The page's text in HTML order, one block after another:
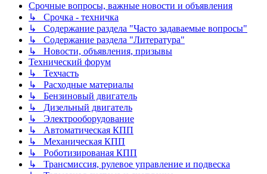
Срочные вопросы, важные новости и объявления
↳ Срочка - техничка
↳ Содержание раздела "Часто задаваемые вопросы"
↳ Содержание раздела "Литература"
↳ Новости, объявления, призывы
Технический форум
↳ Техчасть
↳ Расходные материалы
↳ Бензиновый двигатель
↳ Дизельный двигатель
↳ Электрооборудование
↳ Автоматическая КПП
↳ Механическая КПП
↳ Роботизированая КПП
↳ Трансмиссия, рулевое управление и подвеска